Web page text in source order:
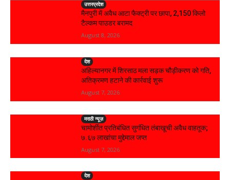
उत्तरप्रदेश
मैनपुरी में अवैध आटा फैक्ट्री पर छापा, 2,150 किलो
टैल्कम पाउडर बरामद
August 8, 2026
देश
अहिल्यानगर में शिरसाठ मला सड़क चौड़ीकरण को गति,
अतिक्रमण हटाने की कार्रवाई शुरू
August 7, 2026
मराठी न्यूज़
चामोर्शीत प्रतिबंधित सुगंधित तंबाखूची अवैध वाहतूक;
₹७.६७ लाखांचा मुद्देमाल जप्त
August 7, 2026
देश